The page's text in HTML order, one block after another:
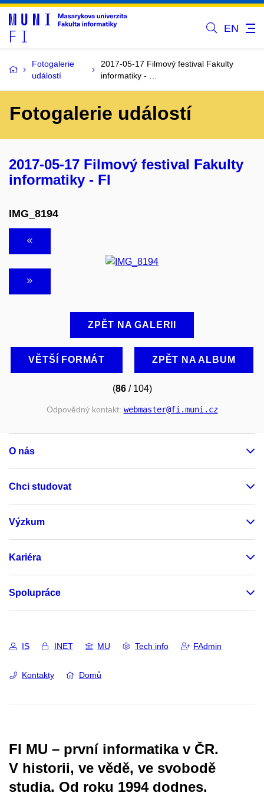
EN
Fotogalerie
událostí
2017-05-17 Filmový festival Fakulty
informatiky - …
Fotogalerie událostí
2017-05-17 Filmový festival Fakulty
informatiky - FI
IMG_8194
ZPĚT NA GALERII
VĚTŠÍ FORMÁT ZPĚT NA ALBUM
(86/ 104)
Odpovědný kontakt: webmaster@fi.muni.cz
O nás
Chci studovat
Výzkum
Kariéra
Spolupráce
IS INET MU Tech info FAdmin
Kontakty Domů
FI MU – první informatika v ČR.
V historii, ve vědě, ve svobodě
studia. Od roku 1994 dodnes.